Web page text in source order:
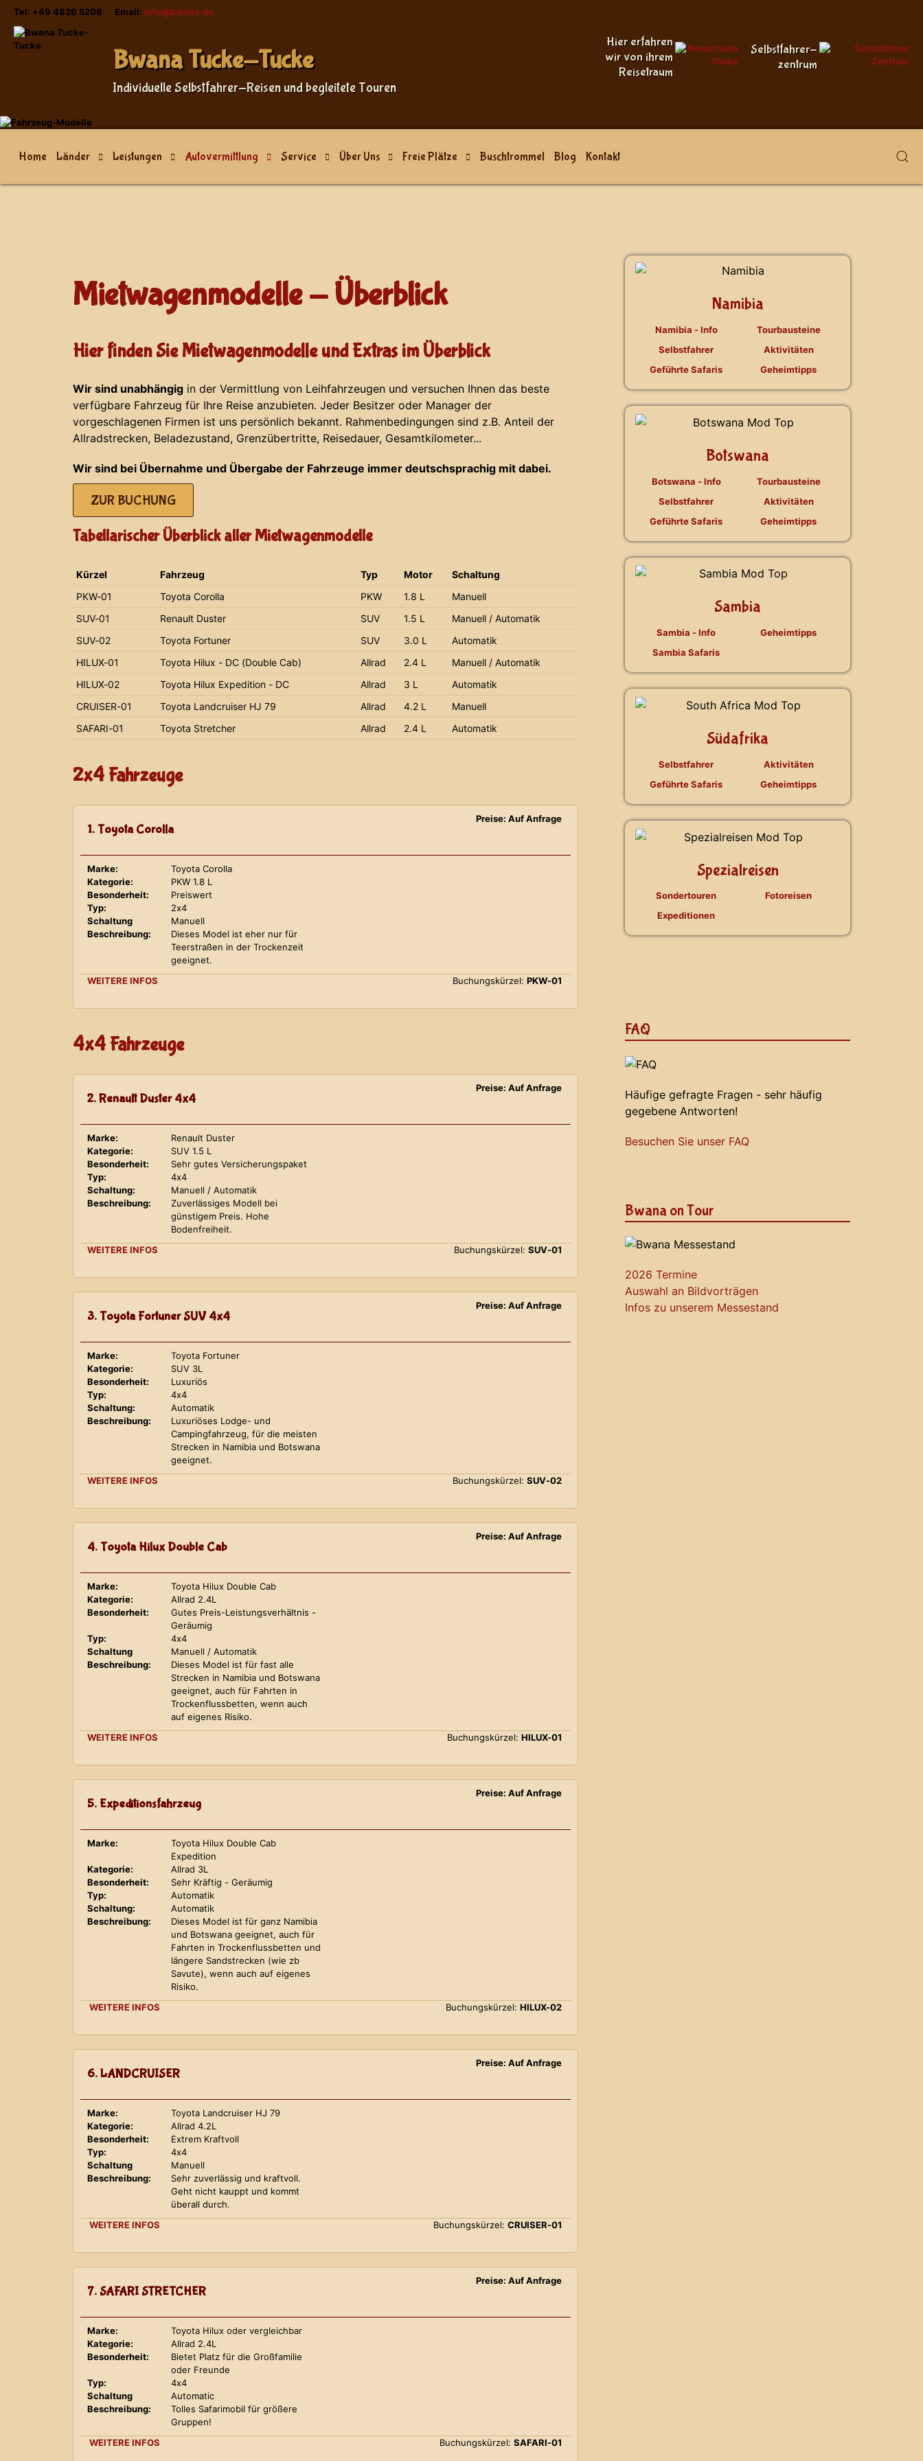
Tel: +49 4826 5208 Email: info@bwana.de
Bwana Tucke-Tucke
Individuelle Selbstfahrer-Reisen und begleitete Touren
Hier erfahren
wir von ihrem
Reisetraum
Selbstfahrer-
zentrum
Home Länder Leistungen Autovermittlung Service Über Uns Freie Plätze Buschtrommel Blog Kontakt
Mietwagenmodelle - Überblick
Hier finden Sie Mietwagenmodelle und Extras im Überblick
Wir sind unabhängig in der Vermittlung von Leihfahrzeugen und versuchen Ihnen das beste
verfügbare Fahrzeug für Ihre Reise anzubieten. Jeder Besitzer oder Manager der
vorgeschlagenen Firmen ist uns persönlich bekannt. Rahmenbedingungen sind z.B. Anteil der
Allradstrecken, Beladezustand, Grenzübertritte, Reisedauer, Gesamtkilometer...
Wir sind bei Übernahme und Übergabe der Fahrzeuge immer deutschsprachig mit dabei.
ZUR BUCHUNG
Tabellarischer Überblick aller Mietwagenmodelle
Kürzel Fahrzeug Typ Motor
Schaltung
PKW-01
Toyota Corolla PKW 1.8 L
Manuell
SUV-01
Renault Duster SUV 1.5 L
Manuell / Automatik
SUV-02
Toyota Fortuner SUV 3.0 L
Automatik
HILUX-01
Toyota Hilux - DC (Double Cab) Allrad 2.4 L
Manuell / Automatik
HILUX-02
Toyota Hilux Expedition - DC Allrad 3 L
Automatik
CRUISER-01
Toyota Landcruiser HJ 79 Allrad 4.2 L
Manuell
SAFARI-01
Toyota Stretcher Allrad 2.4 L Automatik
2x4 Fahrzeuge
1. Toyota Corolla
Preise: Auf Anfrage
Marke:
Toyota Corolla
Kategorie:
PKW 1.8 L
Besonderheit:
Preiswert
Typ:
2x4
Schaltung
Manuell
Beschreibung:
Dieses Model ist eher nur für
Teerstraßen in der Trockenzeit
geeignet.
WEITERE INFOS
Buchungskürzel: PKW-01
4x4 Fahrzeuge
2. Renault Duster 4x4
Preise: Auf Anfrage
Marke:
Renault Duster
Kategorie:
SUV 1.5 L
Besonderheit:
Sehr gutes Versicherungspaket
Typ:
4x4
Schaltung:
Manuell / Automatik
Beschreibung:
Zuverlässiges Modell bei
günstigem Preis. Hohe
Bodenfreiheit.
WEITERE INFOS
Buchungskürzel: SUV-01
3. Toyota Fortuner SUV 4x4
Preise: Auf Anfrage
Marke:
Toyota Fortuner
Kategorie:
SUV 3L
Besonderheit:
Luxuriös
Typ:
4x4
Schaltung:
Automatik
Beschreibung:
Luxuriöses Lodge- und
Campingfahrzeug, für die meisten
Strecken in Namibia und Botswana
geeignet.
WEITERE INFOS
Buchungskürzel: SUV-02
4. Toyota Hilux Double Cab
Preise: Auf Anfrage
Marke:
Toyota Hilux Double Cab
Kategorie:
Allrad 2.4L
Besonderheit:
Gutes Preis-Leistungsverhältnis -
Geräumig
Typ:
4x4
Schaltung
Manuell / Automatik
Beschreibung:
Dieses Model ist für fast alle
Strecken in Namibia und Botswana
geeignet, auch für Fahrten in
Trockenflussbetten, wenn auch
auf eigenes Risiko.
WEITERE INFOS
Buchungskürzel: HILUX-01
5. Expeditionsfahrzeug
Preise: Auf Anfrage
Marke:
Toyota Hilux Double Cab
Expedition
Kategorie:
Allrad 3L
Besonderheit:
Sehr Kräftig - Geräumig
Typ:
Automatik
Schaltung:
Automatik
Beschreibung:
Dieses Model ist für ganz Namibia
und Botswana geeignet, auch für
Fahrten in Trockenflussbetten und
längere Sandstrecken (wie zb
Savute), wenn auch auf eigenes
Risiko.
WEITERE INFOS
Buchungskürzel: HILUX-02
6. LANDCRUISER
Preise: Auf Anfrage
Marke:
Toyota Landcruiser HJ 79
Kategorie:
Allrad 4.2L
Besonderheit:
Extrem Kraftvoll
Typ:
4x4
Schaltung
Manuell
Beschreibung:
Sehr zuverlässig und kraftvoll.
Geht nicht kauppt und kommt
überall durch.
WEITERE INFOS
Buchungskürzel: CRUISER-01
7. SAFARI STRETCHER
Preise: Auf Anfrage
Marke:
Toyota Hilux oder vergleichbar
Kategorie:
Allrad 2.4L
Besonderheit:
Bietet Platz für die Großfamilie
oder Freunde
Typ:
4x4
Schaltung
Automatic
Beschreibung:
Tolles Safarimobil für größere
Gruppen!
WEITERE INFOS
Buchungskürzel: SAFARI-01
Namibia
Namibia - Info
Selbstfahrer
Geführte Safaris
Tourbausteine
Aktivitäten
Geheimtipps
Botswana
Botswana - Info
Selbstfahrer
Geführte Safaris
Tourbausteine
Aktivitäten
Geheimtipps
Sambia
Sambia - Info
Sambia Safaris
Geheimtipps
Südafrika
Selbstfahrer
Geführte Safaris
Aktivitäten
Geheimtipps
Spezialreisen
Sondertouren
Expeditionen
Fotoreisen
FAQ
Häufige gefragte Fragen - sehr häufig
gegebene Antworten!
Besuchen Sie unser FAQ
Bwana on Tour
2026 Termine
Auswahl an Bildvorträgen
Infos zu unserem Messestand